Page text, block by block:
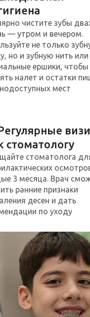
чистите зубы
— утром и вечером.
не только
но и зубную нить или
ершики, чтобы
налет и остатки
мест
стоматологу
стоматолога
3 месяца. Врач
ранние признаки
десен и дать
по уходу